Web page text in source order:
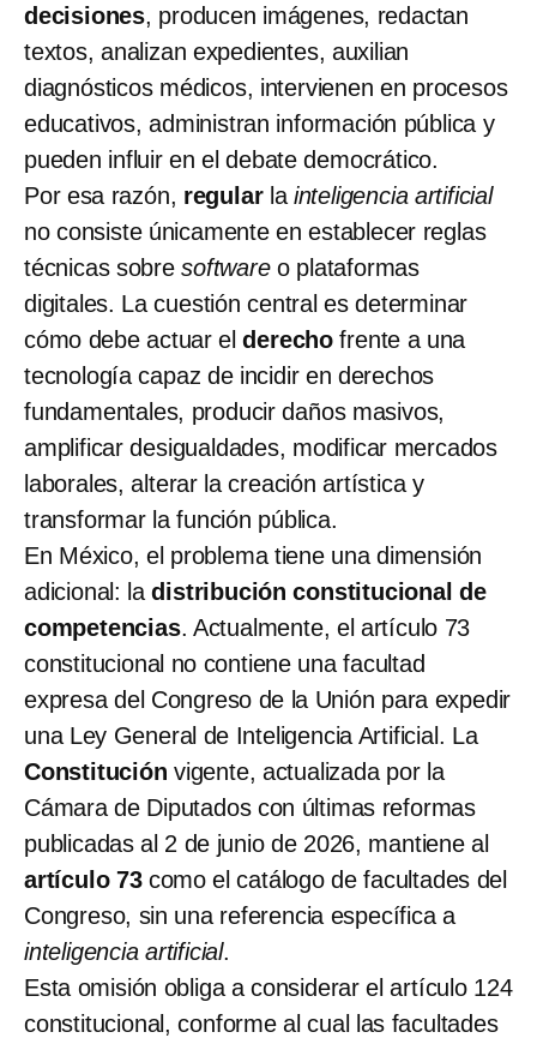
decisiones, producen imágenes, redactan
textos, analizan expedientes, auxilian
diagnósticos médicos, intervienen en procesos
educativos, administran información pública y
pueden influir en el debate democrático.
Por esa razón, regularla inteligencia artificial
no consiste únicamente en establecer reglas
técnicas sobresoftwareo plataformas
digitales. La cuestión central es determinar
cómo debe actuar el derecho frente a una
tecnología capaz de incidir en derechos
fundamentales, producir daños masivos,
amplificar desigualdades, modificar mercados
laborales, alterar la creación artística y
transformar la función pública.
En México, el problema tiene una dimensión
adicional: ladistribución constitucional de
competencias. Actualmente, el artículo 73
constitucional no contiene una facultad
expresa del Congreso de la Unión para expedir
una Ley General de Inteligencia Artificial. La
Constitución vigente, actualizada por la
Cámara de Diputados con últimas reformas
publicadas al 2 de junio de 2026, mantiene al
artículo 73como el catálogo de facultades del
Congreso, sin una referencia específica a
inteligencia artificial.
Esta omisión obliga a considerar el artículo 124
constitucional, conforme al cual las facultades